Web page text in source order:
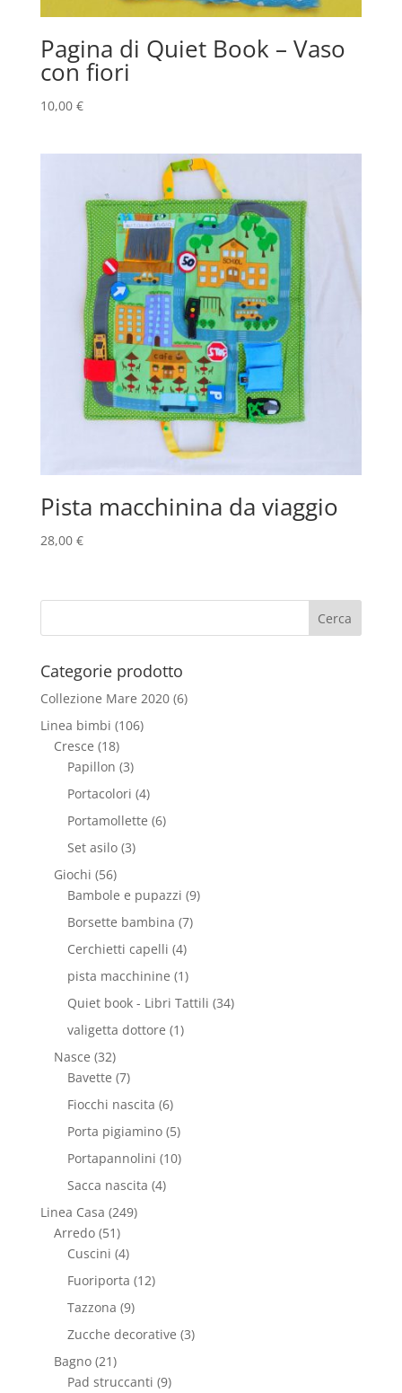
Pagina di Quiet Book – Vaso
con fiori
10,00 €
Pista macchinina da viaggio
28,00 €
Categorie prodotto
Collezione Mare 2020 (6)
Linea bimbi (106)
Cresce (18)
Papillon (3)
Portacolori (4)
Portamollette (6)
Set asilo (3)
Giochi (56)
Bambole e pupazzi (9)
Borsette bambina (7)
Cerchietti capelli (4)
pista macchinine (1)
Quiet book - Libri Tattili (34)
valigetta dottore (1)
Nasce (32)
Bavette (7)
Fiocchi nascita (6)
Porta pigiamino (5)
Portapannolini (10)
Sacca nascita (4)
Linea Casa (249)
Arredo (51)
Cuscini (4)
Fuoriporta (12)
Tazzona (9)
Zucche decorative (3)
Bagno (21)
Pad struccanti (9)